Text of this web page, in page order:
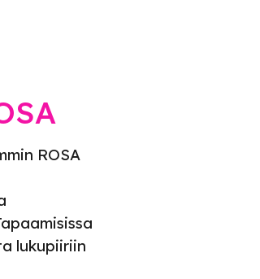
ROSA
lukupiiriin